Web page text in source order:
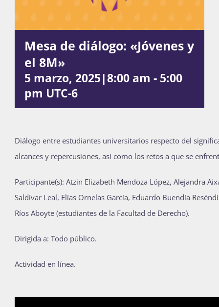
La Boletina
Recursos
Súmate
Publicaciones
Mesa de diálogo: «Jóvenes y
el 8M»
5 marzo, 2025|8:00 am - 5:00
pm UTC-6
Diálogo entre estudiantes universitarios respecto del
alcances y repercusiones, así como los retos a que se
Participante(s): Atzin Elizabeth Mendoza López, Alejandra
Saldívar Leal, Elías Ornelas García, Eduardo Buendía
Ríos Aboyte (estudiantes de la Facultad de Derecho).
Dirigida a: Todo público.
Actividad en línea.